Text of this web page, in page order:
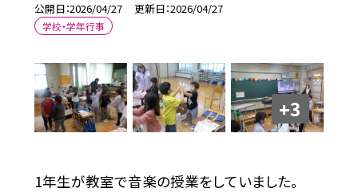
公開日 2026/04/27 更新日 2026/04/27
学校・学年行事
+3
1年生が教室で音楽の授業をしていました。